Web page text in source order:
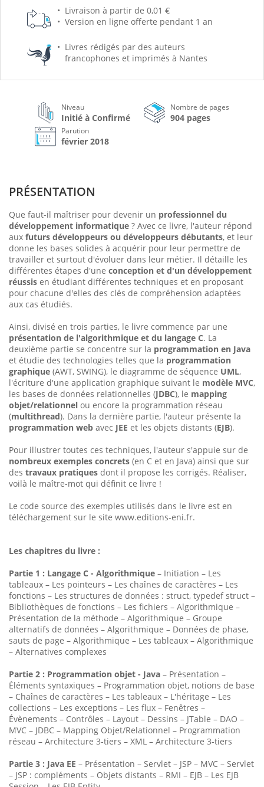
Livraison à partir de 0,01 €
Version en ligne offerte pendant 1 an
Livres rédigés par des auteurs
francophones et imprimés à Nantes
Niveau
Initié à Confirmé
Nombre de pages
904 pages
Parution
février 2018
PRÉSENTATION
Que faut-il maîtriser pour devenir un professionnel du
développement informatique ? Avec ce livre, l'auteur répond
aux futurs développeurs ou développeurs débutants, et leur
donne les bases solides à acquérir pour leur permettre de
travailler et surtout d'évoluer dans leur métier. Il détaille les
différentes étapes d'une conception et d'un développement
réussis en étudiant différentes techniques et en proposant
pour chacune d'elles des clés de compréhension adaptées
aux cas étudiés.
Ainsi, divisé en trois parties, le livre commence par une
présentation de l'algorithmique et du langage C. La
deuxième partie se concentre sur la programmation en Java
et étudie des technologies telles que la programmation
graphique (AWT, SWING), le diagramme de séquence UML,
l'écriture d'une application graphique suivant le modèle MVC,
les bases de données relationnelles (JDBC), le mapping
objet/relationnel ou encore la programmation réseau
(multithread). Dans la dernière partie, l'auteur présente la
programmation web avec JEE et les objets distants (EJB).
Pour illustrer toutes ces techniques, l'auteur s'appuie sur de
nombreux exemples concrets (en C et en Java) ainsi que sur
des travaux pratiques dont il propose les corrigés. Réaliser,
voilà le maître-mot qui définit ce livre !
Le code source des exemples utilisés dans le livre est en
téléchargement sur le site www.editions-eni.fr.
Les chapitres du livre :
Partie 1 : Langage C - Algorithmique – Initiation – Les
tableaux – Les pointeurs – Les chaînes de caractères – Les
fonctions – Les structures de données : struct, typedef struct –
Bibliothèques de fonctions – Les fichiers – Algorithmique –
Présentation de la méthode – Algorithmique – Groupe
alternatifs de données – Algorithmique – Données de phase,
sauts de page – Algorithmique – Les tableaux – Algorithmique
– Alternatives complexes
Partie 2 : Programmation objet - Java – Présentation –
Éléments syntaxiques – Programmation objet, notions de base
– Chaînes de caractères – Les tableaux – L'héritage – Les
collections – Les exceptions – Les flux – Fenêtres –
Évènements – Contrôles – Layout – Dessins – JTable – DAO –
MVC – JDBC – Mapping Objet/Relationnel – Programmation
réseau – Architecture 3-tiers – XML – Architecture 3-tiers
Partie 3 : Java EE – Présentation – Servlet – JSP – MVC – Servlet
– JSP : compléments – Objets distants – RMI – EJB – Les EJB